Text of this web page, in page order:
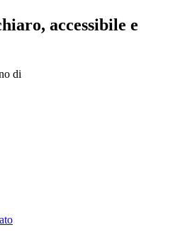
accessibile e
di